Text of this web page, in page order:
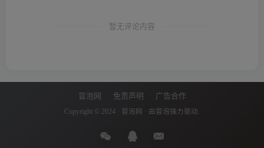
暂无评论内容
冒泡网 免责声明 广告合作
Copyright © 2024 · 冒泡网 · 由 冒泡 强力驱动.